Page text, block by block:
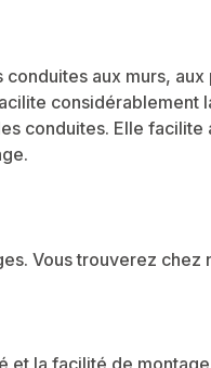
aux murs, aux
considérablement
conduites. Elle facilite
Vous trouverez chez
et la facilité de montage